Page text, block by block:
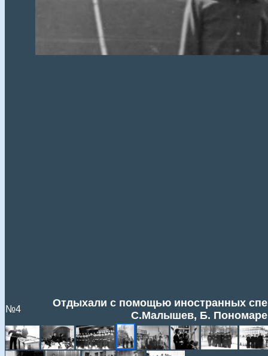
№4
Отдыхали с помощью иностранных
С.Малышев, Б.